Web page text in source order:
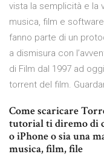
vista la semplicità e la
musica, film e
fanno parte di un
a dismisura con
di Film dal 1997 ad
torrent del film.
Come scaricare
tutorial ti diremo di
o iPhone o sia una
musica, film, file